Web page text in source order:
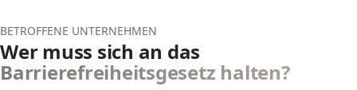
BETROFFENE UNTERNEHMEN
Wer muss sich an das
Barrierefreiheitsgesetz halten?